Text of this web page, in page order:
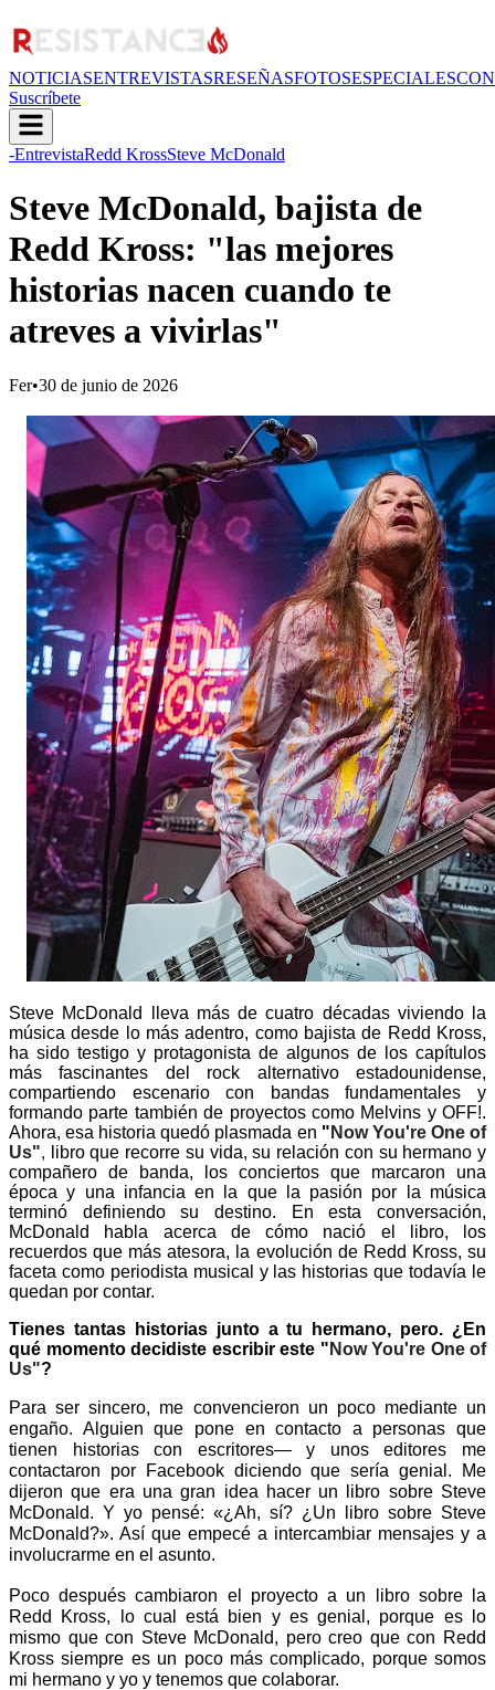
NOTICIASENTREVISTASRESEÑASFOTOSESPECIALES
Suscríbete
-EntrevistaRedd KrossSteve McDonald
Steve McDonald, bajista de
Redd Kross: "las mejores
historias nacen cuando te
atreves a vivirlas"
Fer•30 de junio de 2026
Steve McDonald lleva más de cuatro décadas viviendo la
música desde lo más adentro, como bajista de Redd Kross,
ha sido testigo y protagonista de algunos de los capítulos
más fascinantes del rock alternativo estadounidense,
compartiendo escenario con bandas fundamentales y
formando parte también de proyectos como Melvins y OFF!.
Ahora, esa historia quedó plasmada en " Now You're One of
Us",
libro que recorre su vida, su relación con su hermano y
compañero de banda, los conciertos que marcaron una
época y una infancia en la que la pasión por la música
terminó definiendo su destino. En esta conversación,
McDonald habla acerca de cómo nació el libro, los
recuerdos que más atesora, la evolución de Redd Kross, su
faceta como periodista musical y las historias que todavía le
quedan por contar.
Tienes tantas historias junto a tu hermano, pero. ¿En
qué momento decidiste escribir este " Now You're One of
Us"?
Para ser sincero, me convencieron un poco mediante un
engaño. Alguien que pone en contacto a personas que
tienen historias con escritores— y unos editores me
contactaron por Facebook diciendo que sería genial. Me
dijeron que era una gran idea hacer un libro sobre Steve
McDonald. Y yo pensé: «¿Ah, sí? ¿Un libro sobre Steve
McDonald?». Así que empecé a intercambiar mensajes y a
involucrarme en el asunto.
Poco después cambiaron el proyecto a un libro sobre la
Redd Kross, lo cual está bien y es genial, porque es lo
mismo que con Steve McDonald, pero creo que con Redd
Kross siempre es un poco más complicado, porque somos
mi hermano y yo y tenemos que colaborar.